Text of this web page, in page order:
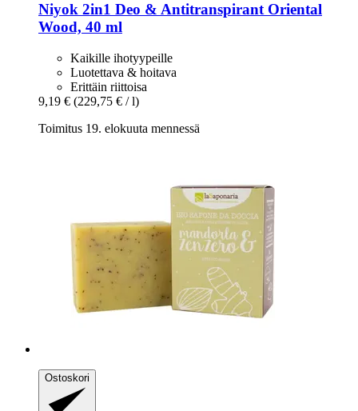
Niyok 2in1 Deo & Antitranspirant Oriental
Wood, 40 ml
Kaikille ihotyypeille
Luotettava & hoitava
Erittäin riittoisa
9,19 € (229,75 € / l)
Toimitus 19. elokuuta mennessä
Ostoskori